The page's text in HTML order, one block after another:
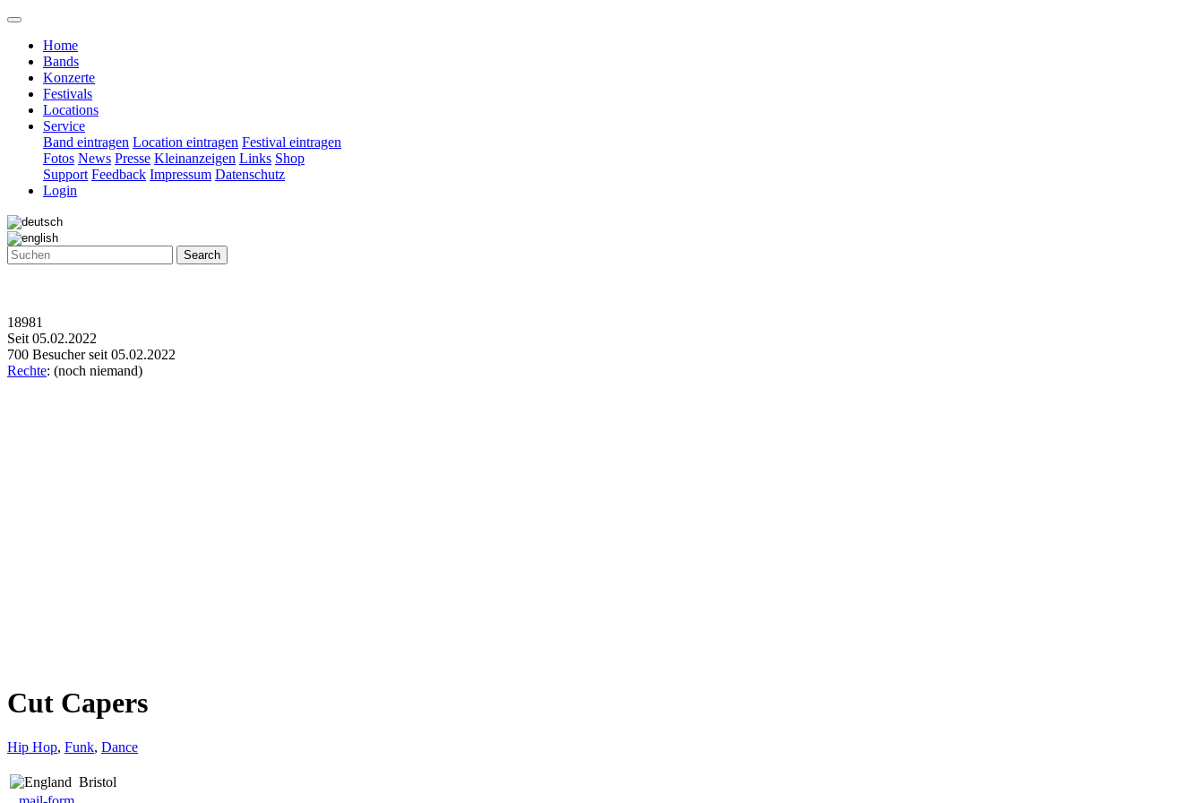
Home
Bands
Konzerte
Festivals
Locations
Service
Band eintragen Location eintragen Festival eintragen
Fotos News Presse Kleinanzeigen Links Shop
Support Feedback Impressum Datenschutz
Login
Search
18981
Seit 05.02.2022
700 Besucher seit 05.02.2022
Rechte: (noch niemand)
Cut Capers
Hip Hop, Funk, Dance
Bristol